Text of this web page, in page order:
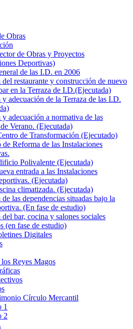
Obras
de Obras y Proyectos
Deportivas)
de las I.D. en 2006
del restaurante y construcción de nuevo
en la Terraza de I.D.(Ejecutada)
y adecuación de la Terraza de las I.D.
y adecuación a normativa de las
Verano. (Ejecutada)
de Transformación (Ejecutado)
de Reforma de las Instalaciones
Polivalente (Ejecutada)
entrada a las Instalaciones
(Ejecutada)
climatizada. (Ejecutada)
las dependencias situadas bajo la
(En fase de estudio)
bar, cocina y salones sociales
(en fase de estudio)
Digitales
Reyes Magos
Círculo Mercantil
1
2